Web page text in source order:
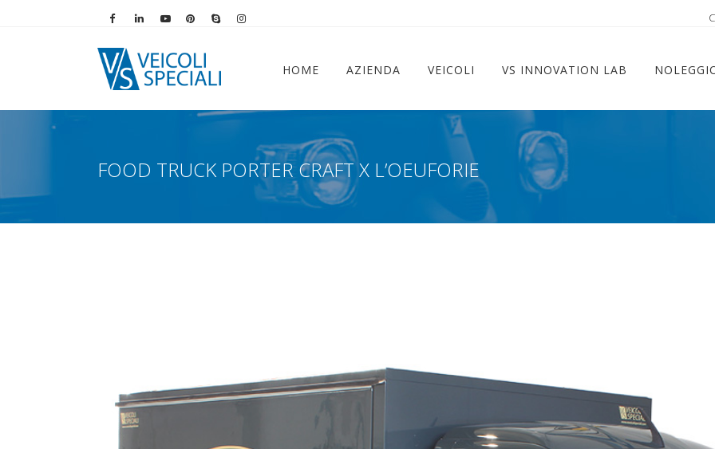
Vai alla pagina Facebook
Vai al profilo LinkedIn
Vai al canale YouTube
Vai al profilo Pinterest
Chiama su Skype
Vai al profilo Instagram
HOME AZIENDA VEICOLI VS INNOVATION LAB
FOOD TRUCK PORTER CRAFT X L’OEUFORIE